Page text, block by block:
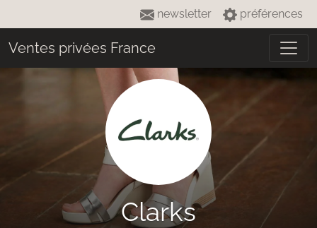
newsletter préférences
Ventes privées France
Clarks